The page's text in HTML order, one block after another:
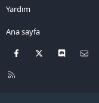
Yardım
Ana sayfa
Facebook Discord
R